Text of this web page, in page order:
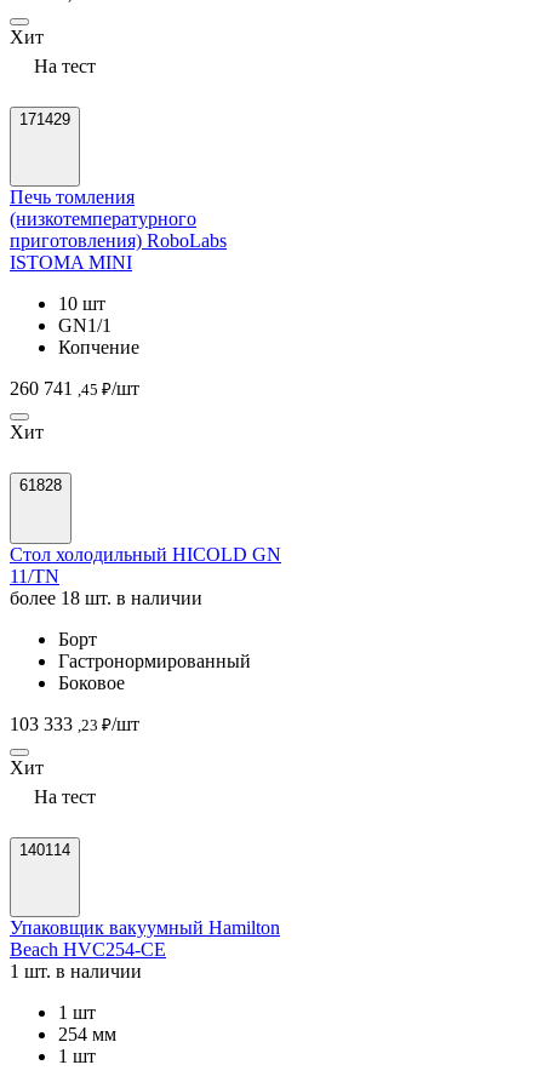
Хит
На тест
171429
Печь томления
(низкотемпературного
приготовления) RoboLabs
ISTOMA MINI
10 шт
GN1/1
Копчение
260 741 ,45 ₽/шт
Хит
61828
Стол холодильный HICOLD GN
11/TN
более 18 шт. в наличии
Борт
Гастронормированный
Боковое
103 333 ,23 ₽/шт
Хит
На тест
140114
Упаковщик вакуумный Hamilton
Beach HVC254-CE
1 шт. в наличии
1 шт
254 мм
1 шт